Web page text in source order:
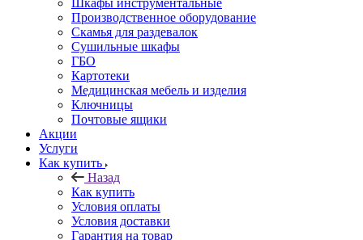
Шкафы инструментальные
Производственное оборудование
Скамья для раздевалок
Сушильные шкафы
ГБО
Картотеки
Медицинская мебель и изделия
Ключницы
Почтовые ящики
Акции
Услуги
Как купить
Назад
Как купить
Условия оплаты
Условия доставки
Гарантия на товар